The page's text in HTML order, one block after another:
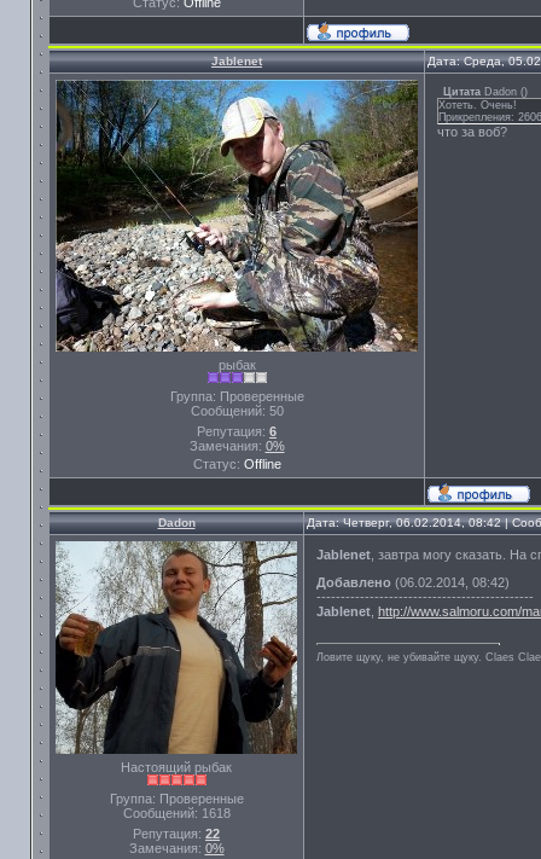
Jablenet Дата: Среда,
рыбак
Группа: Проверенные
Сообщений: 50
Репутация: 6
Замечания: 0%
Статус: Offline
Цитата Dadon ()
Хотеть. Очень!
Прикрепления:
что за воб?
Dadon Дата: Четверг, 06.02.2014, 08:42 |
Настоящий рыбак
Группа: Проверенные
Сообщений: 1618
Репутация: 22
Замечания: 0%
Jablenet , завтра могу сказать. На
Добавлено (06.02.2014, 08:42)
---------------------------------------------
Jablenet http://www.salmoru.com/
Ловите щуку, не убивайте щуку. Сlaes